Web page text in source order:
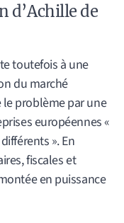
d’Achille de
toutefois à une
du marché
problème par une
européennes «
». En
fiscales et
en puissance